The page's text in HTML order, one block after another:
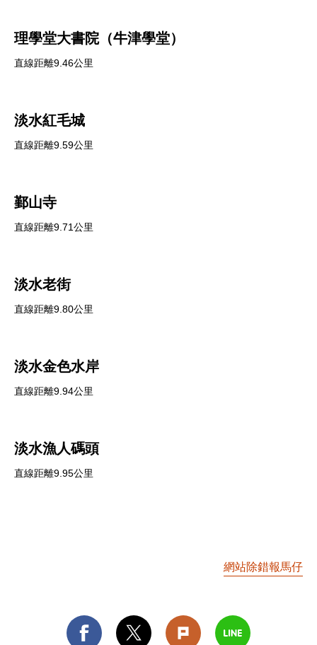
理學堂大書院（牛津學堂）
直線距離9.46公里
淡水紅毛城
直線距離9.59公里
鄞山寺
直線距離9.71公里
淡水老街
直線距離9.80公里
淡水金色水岸
直線距離9.94公里
淡水漁人碼頭
直線距離9.95公里
網站除錯報馬仔